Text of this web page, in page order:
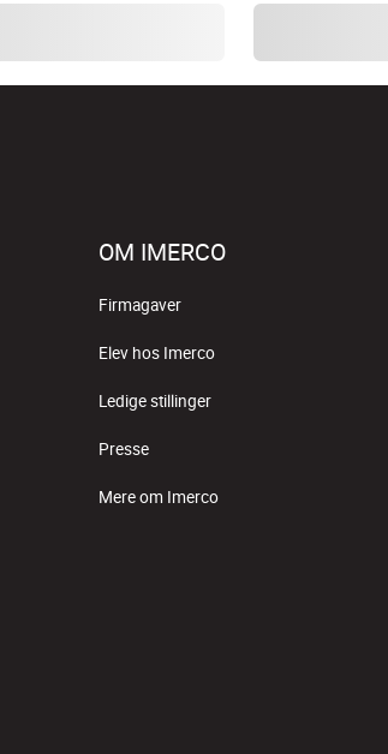
OM IMERCO
Firmagaver
Elev hos Imerco
Ledige stillinger
Presse
Mere om Imerco